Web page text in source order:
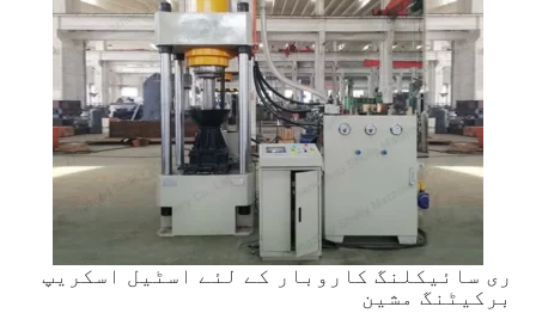
ری سائیکلنگ کاروبار کے لئے اسٹیل اسکریپ
برکیٹنگ مشین